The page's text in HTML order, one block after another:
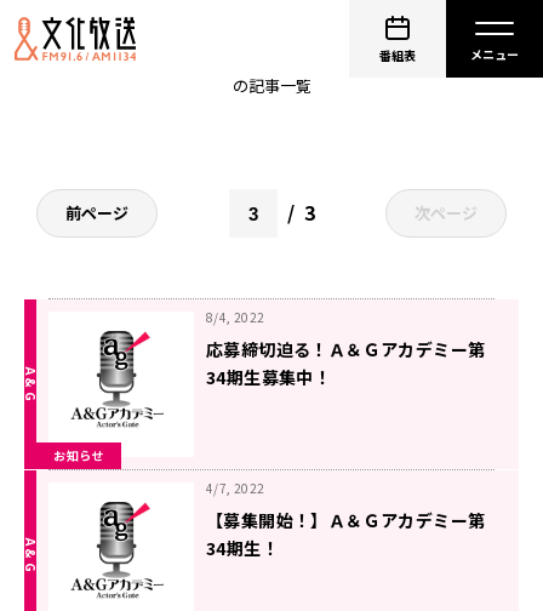
番組表
の記事一覧
前ページ 3 次ページ
お知らせ
8/4, 2022
応募締切迫る！Ａ＆Ｇアカデミー第
34期生募集中！
4/7, 2022
【募集開始！】Ａ＆Ｇアカデミー第
34期生！